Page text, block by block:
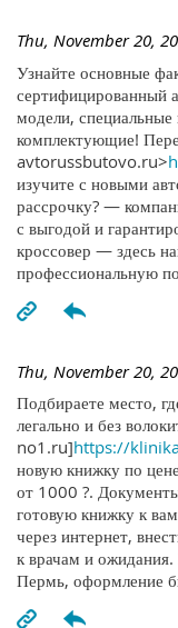
Thu, November 20,
Узнайте основные
сертифицированный
модели,
комплектующие!
avtorussbutovo.ru>
изучите с новыми
рассрочку? —
с выгодой и
кроссовер — здесь
профессиональную
Thu, November 20,
Подбираете место,
легально и без
no1.ru]https://
новую книжку по
от 1000 ?.
готовую книжку к
через интернет,
к врачам и
Пермь, оформление